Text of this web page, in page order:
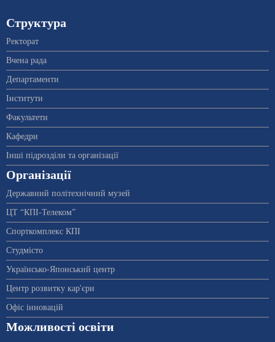
Структура
Ректорат
Вчена рада
Департаменти
Інститути
Факультети
Кафедри
Інші підрозділи та організації
Організації
Державний політехнічний музей
ЦТ “КПІ-Телеком”
Спорткомплекс КПІ
Студмісто
Українсько-Японський центр
Центр розвитку кар'єри
Офіс інновацій
Можливості освіти